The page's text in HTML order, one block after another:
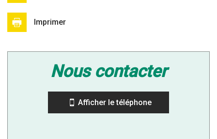
École maternelle
École primaire
Bureau de poste
Imprimer
nous contacter
Afficher le téléphone